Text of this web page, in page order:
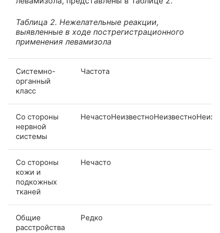
Таблица 2. Нежелательные реакции,
выявленные в ходе пострегистрационного
применения левамизола
Системно-
органный
класс
Частота
Со стороны
нервной
системы
Со стороны
кожи и
подкожных
тканей
Нечасто
Общие
расстройства
Редко